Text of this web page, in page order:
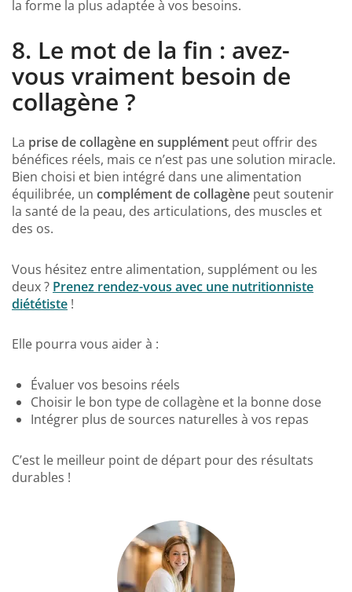
la forme la plus adaptée à vos besoins.
8. Le mot de la fin : avez-
vous vraiment besoin de
collagène ?
La prise de collagène en supplément peut offrir des
bénéfices réels, mais ce n’est pas une solution miracle.
Bien choisi et bien intégré dans une alimentation
équilibrée, un complément de collagène peut soutenir
la santé de la peau, des articulations, des muscles et
des os.
Vous hésitez entre alimentation, supplément ou les
deux ? Prenez rendez-vous avec une nutritionniste
diététiste !
Elle pourra vous aider à :
Évaluer vos besoins réels
Choisir le bon type de collagène et la bonne dose
Intégrer plus de sources naturelles à vos repas
C’est le meilleur point de départ pour des résultats
durables !